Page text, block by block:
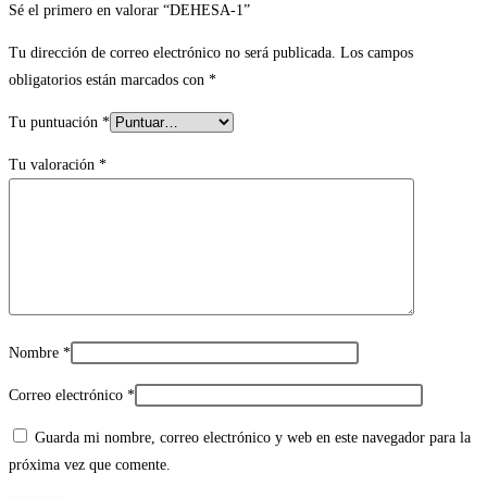
Sé el primero en valorar “DEHESA-1”
Tu dirección de correo electrónico no será publicada. Los campos
obligatorios están marcados con *
Tu puntuación *
Tu valoración *
Nombre *
Correo electrónico *
Guarda mi nombre, correo electrónico y web en este navegador para la
próxima vez que comente.